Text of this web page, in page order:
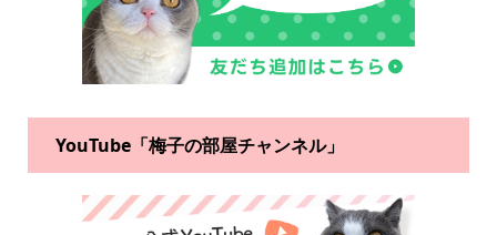
YouTube「梅子の部屋チャンネル」